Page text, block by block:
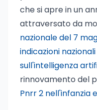
che si apre in un
attraversato da
nazionale del 7
indicazioni nazionali
sull'intelligenza
rinnovamento del
Pnrr 2 nell'infanzia